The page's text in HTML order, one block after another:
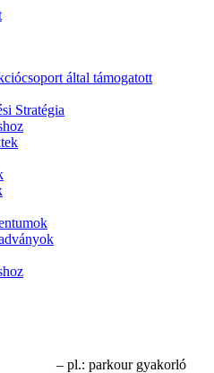
által támogatott
Stratégia
– pl.: parkour gyakorló